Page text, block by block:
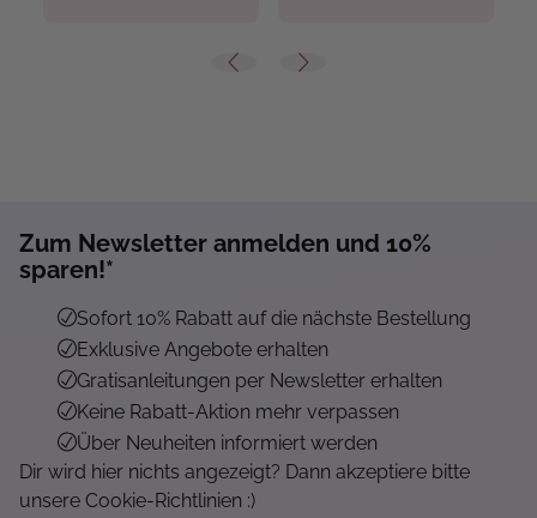
Zum Newsletter anmelden und 10%
sparen!*
Sofort 10% Rabatt auf die nächste Bestellung
Exklusive Angebote erhalten
Gratisanleitungen per Newsletter erhalten
Keine Rabatt-Aktion mehr verpassen
Über Neuheiten informiert werden
Dir wird hier nichts angezeigt? Dann akzeptiere bitte
unsere Cookie-Richtlinien :)